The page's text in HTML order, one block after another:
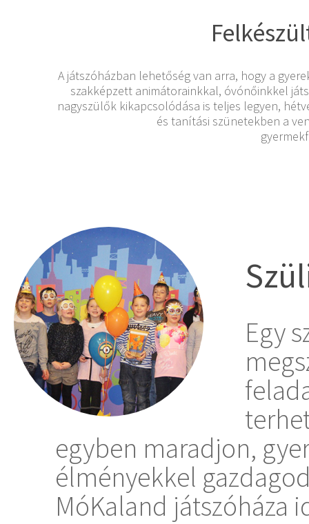
A játszóházban lehetőség van arra, hogy a
szakképzett animátorainkkal, óvónőinkkel
nagyszülők kikapcsolódása is teljes legyen,
és tanítási szünetekben a
Egy
egyben maradjon,
élményekkel
MóKaland játszóháza